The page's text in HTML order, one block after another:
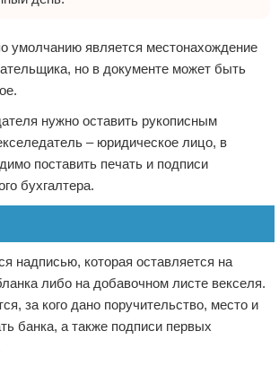
умолчанию является местонахождение
но в документе может быть
нужно оставить рукописным
– юридическое лицо, в
поставить печать и подписи
бухгалтера.
надписью, которая оставляется на
либо на добавочном листе векселя.
за кого дано поручительство, место и
банка, а также подписи первых